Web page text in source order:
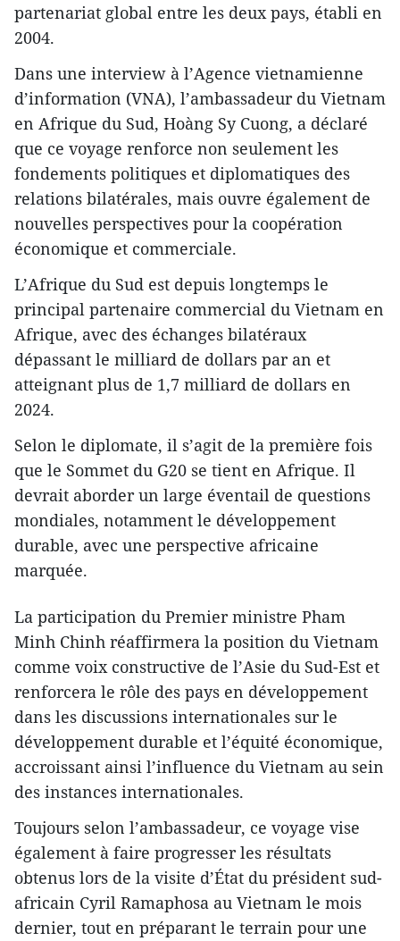
partenariat global entre les deux pays, établi en
2004.
Dans une interview à l’Agence vietnamienne
d’information (VNA), l’ambassadeur du Vietnam
en Afrique du Sud, Hoàng Sy Cuong, a déclaré
que ce voyage renforce non seulement les
fondements politiques et diplomatiques des
relations bilatérales, mais ouvre également de
nouvelles perspectives pour la coopération
économique et commerciale.
L’Afrique du Sud est depuis longtemps le
principal partenaire commercial du Vietnam en
Afrique, avec des échanges bilatéraux
dépassant le milliard de dollars par an et
atteignant plus de 1,7 milliard de dollars en
2024.
Selon le diplomate, il s’agit de la première fois
que le Sommet du G20 se tient en Afrique. Il
devrait aborder un large éventail de questions
mondiales, notamment le développement
durable, avec une perspective africaine
marquée.
La participation du Premier ministre Pham
Minh Chinh réaffirmera la position du Vietnam
comme voix constructive de l’Asie du Sud-Est et
renforcera le rôle des pays en développement
dans les discussions internationales sur le
développement durable et l’équité économique,
accroissant ainsi l’influence du Vietnam au sein
des instances internationales.
Toujours selon l’ambassadeur, ce voyage vise
également à faire progresser les résultats
obtenus lors de la visite d’État du président sud-
africain Cyril Ramaphosa au Vietnam le mois
dernier, tout en préparant le terrain pour une